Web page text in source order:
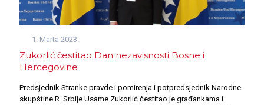
1. Marta 2023.
Zukorlić čestitao Dan nezavisnosti Bosne i
Hercegovine
Predsjednik Stranke pravde i pomirenja i potpredsjednik Narodne
skupštine R. Srbije Usame Zukorlić čestitao je građankama i